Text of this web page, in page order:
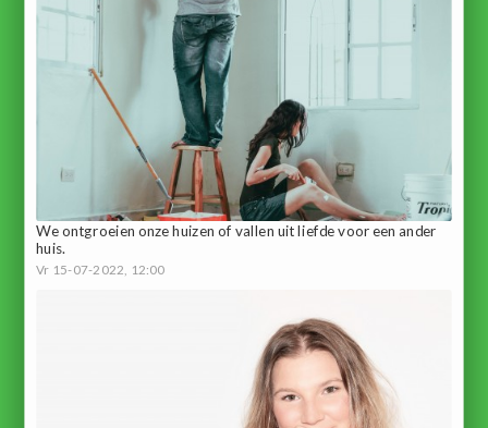
We ontgroeien onze huizen of vallen uit liefde voor een ander
huis.
Vr 15-07-2022, 12:00